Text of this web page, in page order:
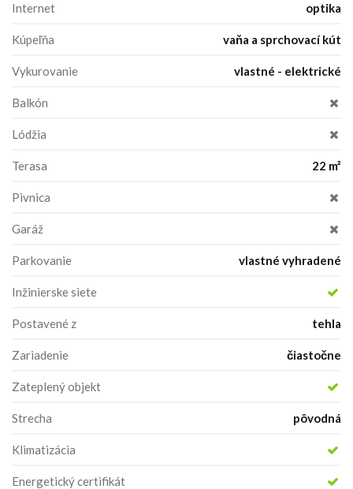
Internet optika
Kúpeľňa vaňa a sprchovací kút
Vykurovanie vlastné - elektrické
Balkón
Lódžia
Terasa 22 m²
Pivnica
Garáž
Parkovanie vlastné vyhradené
Inžinierske siete
Postavené z tehla
Zariadenie čiastočne
Zateplený objekt
Strecha pôvodná
Klimatizácia
Energetický certifikát